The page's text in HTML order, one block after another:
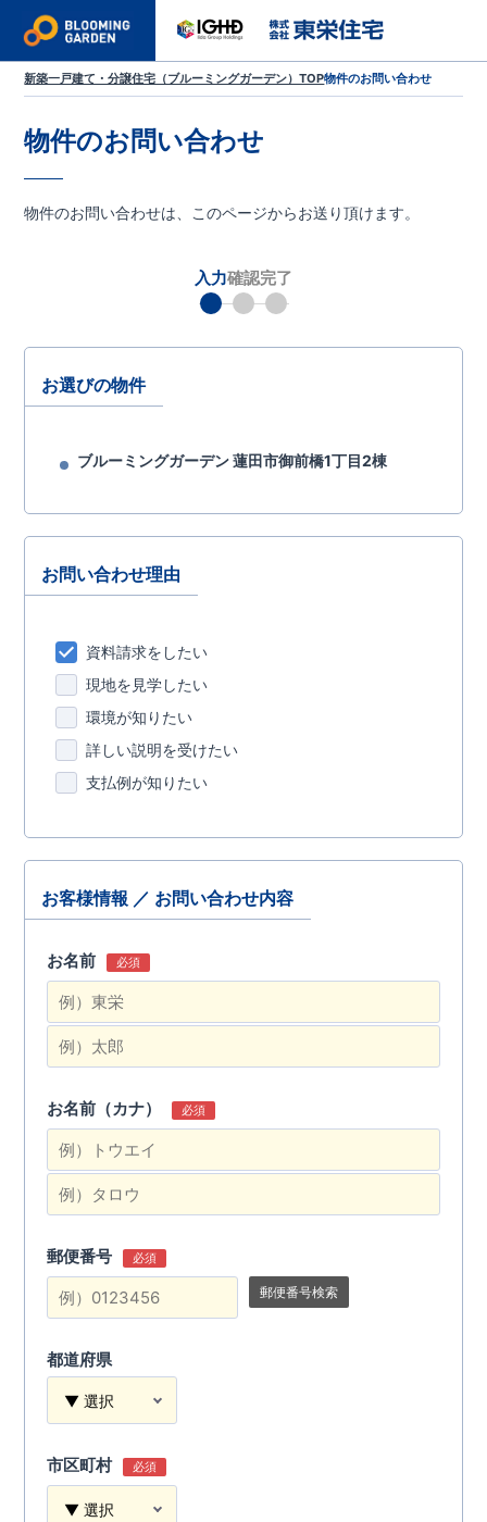
新築一戸建て・分譲住宅（ブルーミングガーデン）TOP物件のお問い合わせ
物件のお問い合わせ
物件のお問い合わせは、このページからお送り頂けます。
お選びの物件
ブルーミングガーデン 蓮田市御前橋1丁目2棟
お問い合わせ理由
資料請求をしたい
現地を見学したい
環境が知りたい
詳しい説明を受けたい
支払例が知りたい
お客様情報 ／ お問い合わせ内容
お名前 必須
お名前（カナ） 必須
郵便番号 必須
郵便番号検索
都道府県
市区町村 必須
入力確認完了